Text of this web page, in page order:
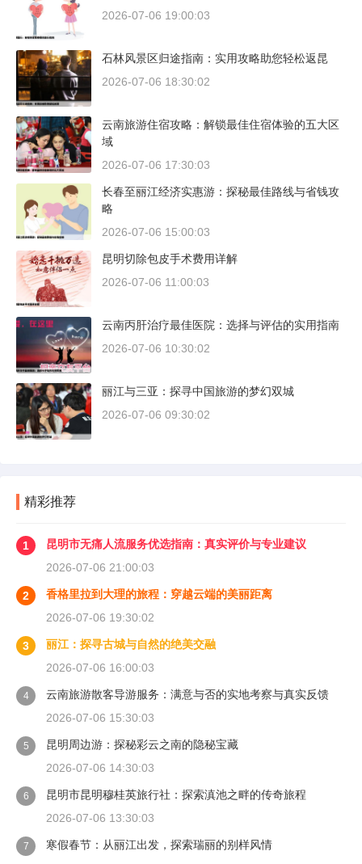
2026-07-06 19:00:03
石林风景区归途指南：实用攻略助您轻松返昆
2026-07-06 18:30:02
云南旅游住宿攻略：解锁最佳住宿体验的五大区
域
2026-07-06 17:30:03
长春至丽江经济实惠游：探秘最佳路线与省钱攻
略
2026-07-06 15:00:03
昆明切除包皮手术费用详解
2026-07-06 11:00:03
云南丙肝治疗最佳医院：选择与评估的实用指南
2026-07-06 10:30:02
丽江与三亚：探寻中国旅游的梦幻双城
2026-07-06 09:30:02
精彩推荐
1
昆明市无痛人流服务优选指南：真实评价与专业建议
2026-07-06 21:00:03
2
香格里拉到大理的旅程：穿越云端的美丽距离
2026-07-06 19:30:02
3
丽江：探寻古城与自然的绝美交融
2026-07-06 16:00:03
4
云南旅游散客导游服务：满意与否的实地考察与真实反馈
2026-07-06 15:30:03
5
昆明周边游：探秘彩云之南的隐秘宝藏
2026-07-06 14:30:03
6
昆明市昆明穆桂英旅行社：探索滇池之畔的传奇旅程
2026-07-06 13:30:03
7
寒假春节：从丽江出发，探索瑞丽的别样风情